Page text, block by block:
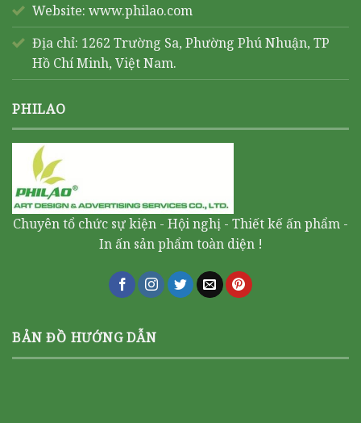
Website: www.philao.com
Địa chỉ: 1262 Trường Sa, Phường Phú Nhuận, TP
Hồ Chí Minh, Việt Nam.
PHILAO
Chuyên tổ chức sự kiện - Hội nghị - Thiết kế ấn phẩm -
In ấn sản phẩm toàn diện !
BẢN ĐỒ HƯỚNG DẪN